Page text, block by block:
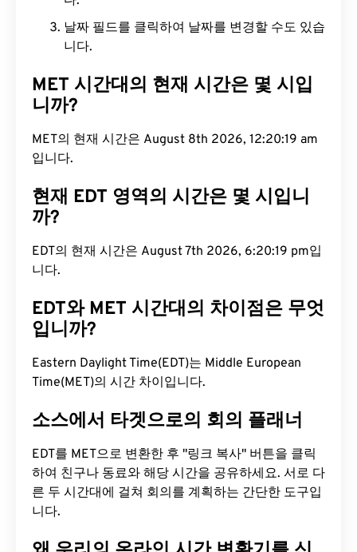
날짜 필드를 클릭하여 날짜를 변경할 수도 있습
니다.
MET 시간대의 현재 시간은 몇 시입
니까?
MET의 현재 시간은 August 8th 2026, 12:20:20 am
입니다.
현재 EDT 영역의 시간은 몇 시입니
까?
EDT의 현재 시간은 August 7th 2026, 6:20:20 pm입
니다.
EDT와 MET 시간대의 차이점은 무엇
입니까?
Eastern Daylight Time(EDT)는 Middle European
Time(MET)의 시간 차이입니다.
소스에서 타겟으로의 회의 플래너
EDT를 MET으로 변환한 후 "링크 복사" 버튼을 클릭
하여 친구나 동료와 해당 시간을 공유하세요. 서로 다
른 두 시간대에 걸쳐 회의를 계획하는 간단한 도구입
니다.